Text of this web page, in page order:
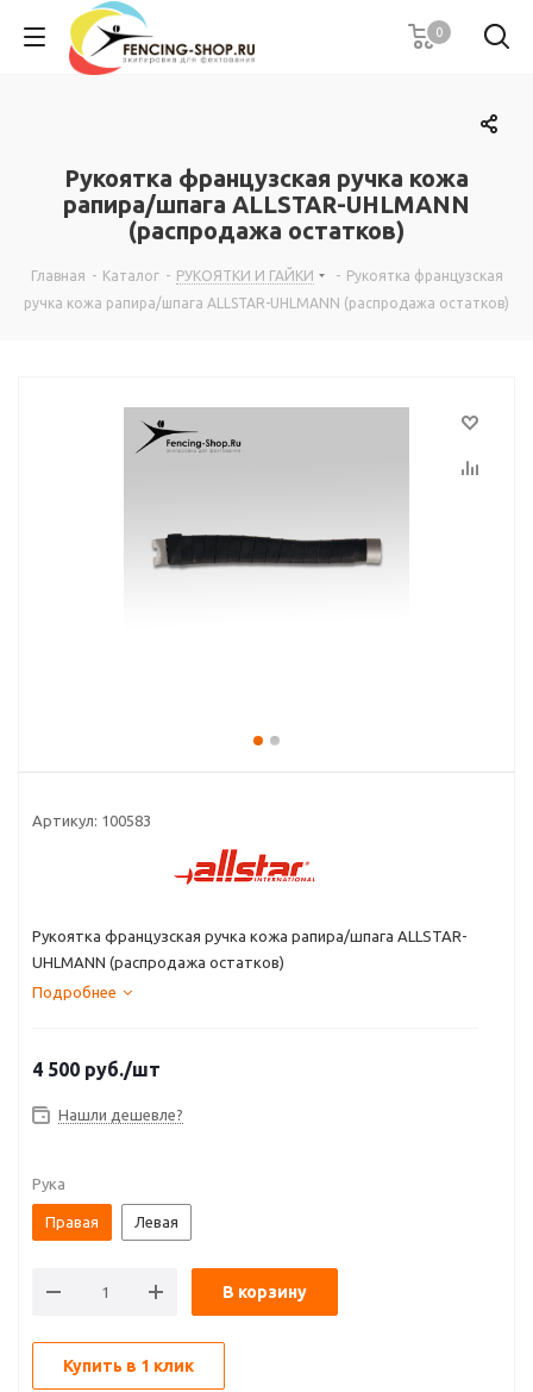
0
Рукоятка французская ручка кожа
рапира/шпага ALLSTAR-UHLMANN
(распродажа остатков)
Главная - Каталог - РУКОЯТКИ И ГАЙКИ - Рукоятка французская
ручка кожа рапира/шпага ALLSTAR-UHLMANN (распродажа остатков)
Артикул: 100583
Рукоятка французская ручка кожа рапира/шпага ALLSTAR-
UHLMANN (распродажа остатков)
Подробнее
4 500 руб./шт
Нашли дешевле?
Рука
Правая Левая
В корзину
Купить в 1 клик